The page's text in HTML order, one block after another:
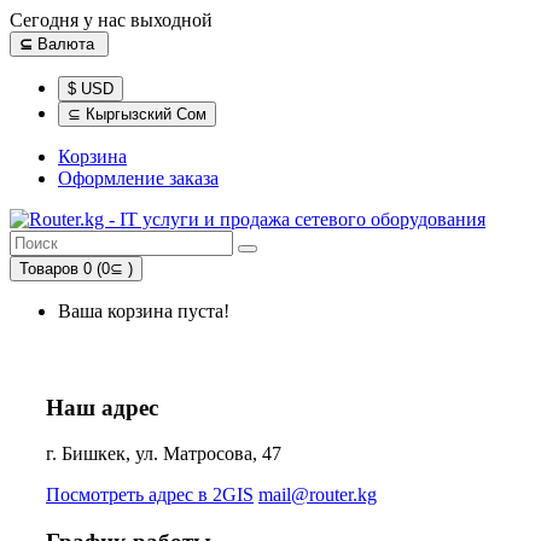
Сегодня у нас выходной
⊆ Валюта
$ USD
⊆ Кыргызский Сом
Корзина
Оформление заказа
Товаров 0 (0⊆ )
Ваша корзина пуста!
Наш адрес
г. Бишкек, ул. Матросова, 47
Посмотреть адрес в 2GIS mail@router.kg